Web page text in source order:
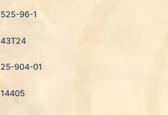
525-96-1
43Т24
25-904-01
14405